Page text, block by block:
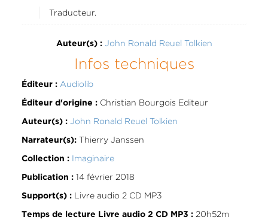
Traducteur.
Auteur(s) : John Ronald Reuel Tolkien
Infos techniques
Éditeur : Audiolib
Éditeur d'origine :Christian Bourgois Editeur
Auteur(s) : John Ronald Reuel Tolkien
Narrateur(s):Thierry Janssen
Collection : Imaginaire
Publication :14 février 2018
Support(s) :Livre audio 2 CD MP3
Temps de lecture Livre audio 2 CD MP3 :20h52m